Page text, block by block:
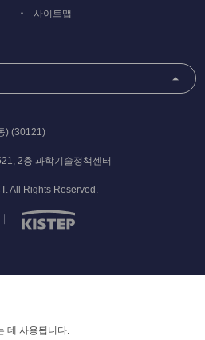
사이트맵
) (30121)
2층 과학기술정책센터
All Rights Reserved.
데 사용됩니다.